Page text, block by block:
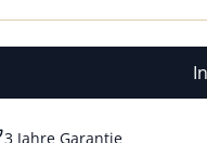
3 Jahre Garantie